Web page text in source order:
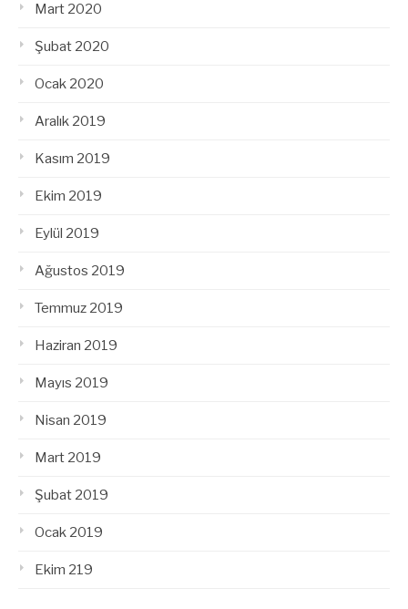
Mart 2020
Şubat 2020
Ocak 2020
Aralık 2019
Kasım 2019
Ekim 2019
Eylül 2019
Ağustos 2019
Temmuz 2019
Haziran 2019
Mayıs 2019
Nisan 2019
Mart 2019
Şubat 2019
Ocak 2019
Ekim 219